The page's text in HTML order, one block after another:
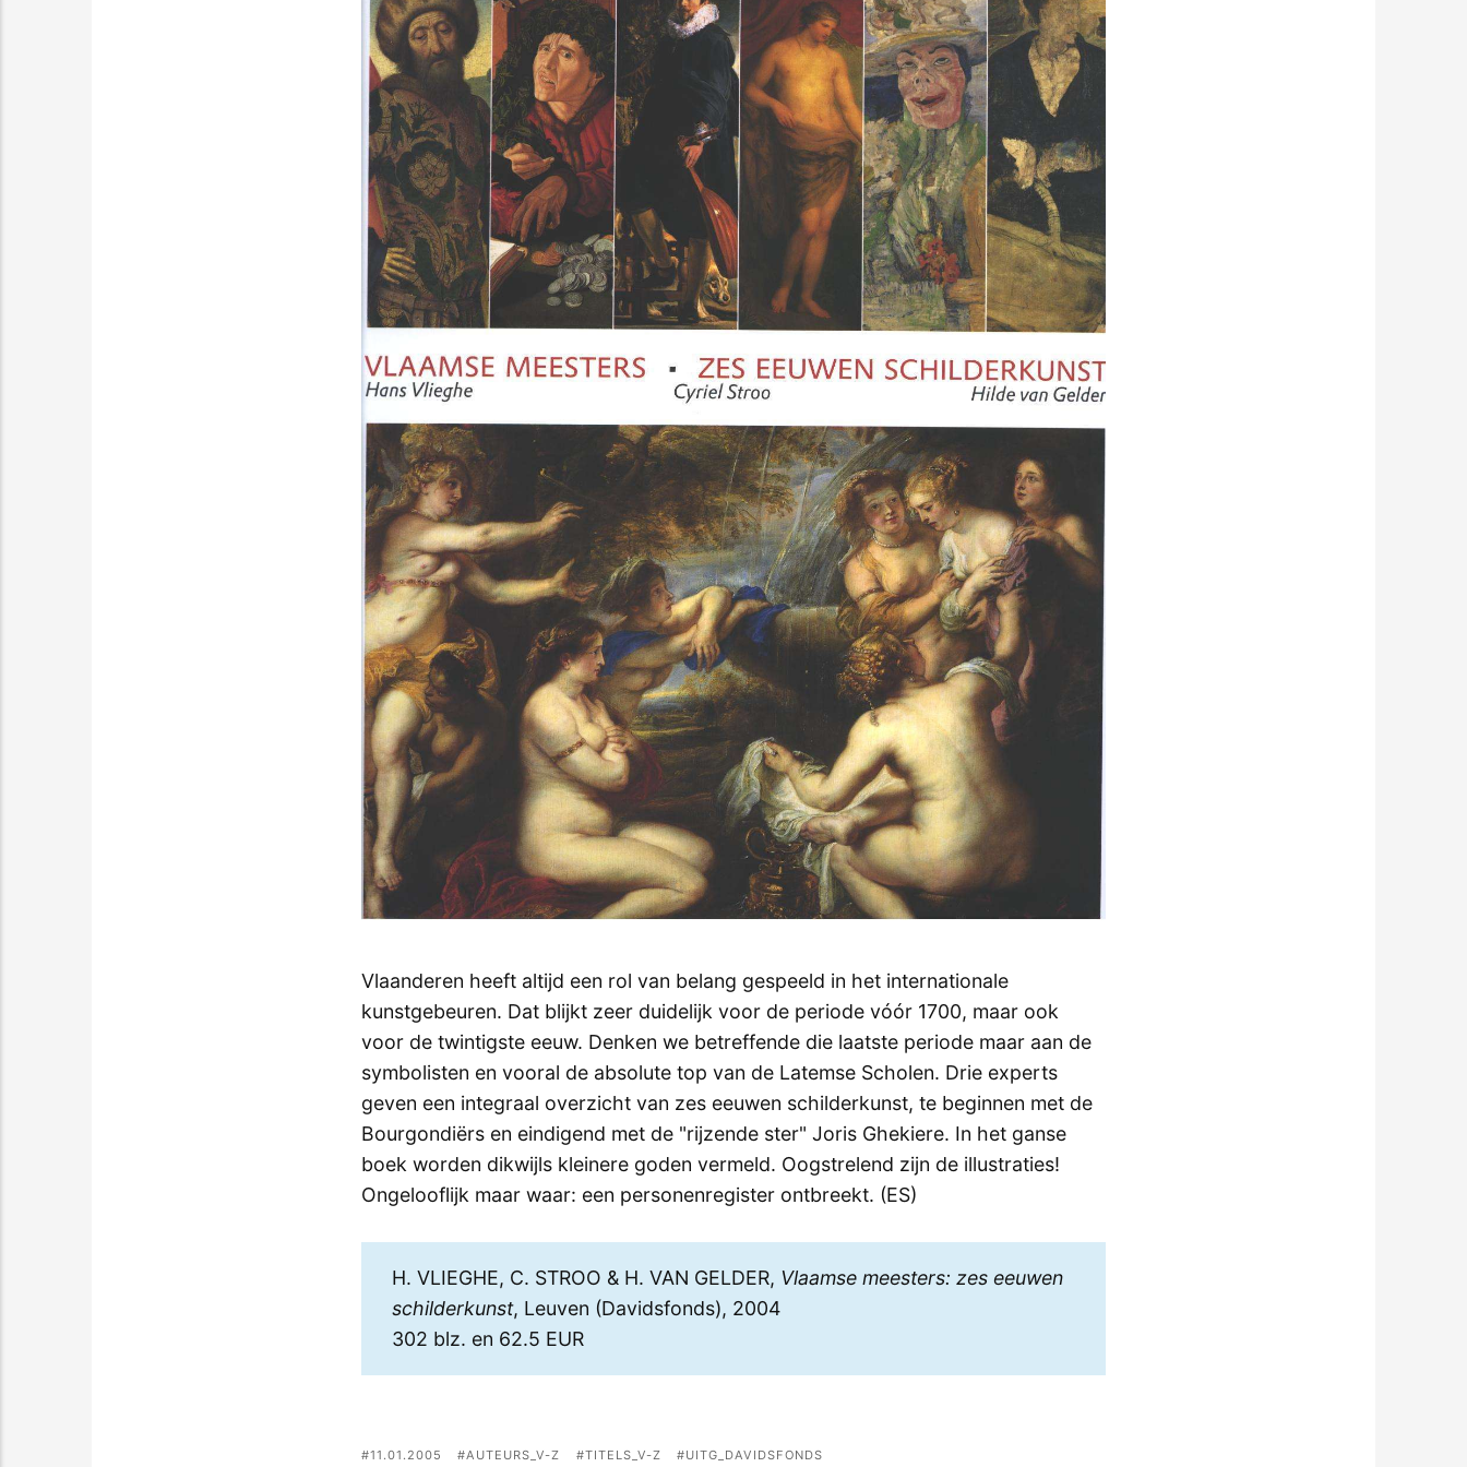
Vlaanderen heeft altijd een rol van belang gespeeld in het internationale
kunstgebeuren. Dat blijkt zeer duidelijk voor de periode vóór 1700, maar ook
voor de twintigste eeuw. Denken we betreffende die laatste periode maar aan de
symbolisten en vooral de absolute top van de Latemse Scholen. Drie experts
geven een integraal overzicht van zes eeuwen schilderkunst, te beginnen met de
Bourgondiërs en eindigend met de "rijzende ster" Joris Ghekiere. In het ganse
boek worden dikwijls kleinere goden vermeld. Oogstrelend zijn de illustraties!
Ongelooflijk maar waar: een personenregister ontbreekt. (ES)
H. VLIEGHE, C. STROO & H. VAN GELDER, Vlaamse meesters: zes eeuwen
schilderkunst, Leuven (Davidsfonds), 2004
302 blz. en 62.5 EUR
11.01.2005 AUTEURS_V-Z TITELS_V-Z UITG_DAVIDSFONDS